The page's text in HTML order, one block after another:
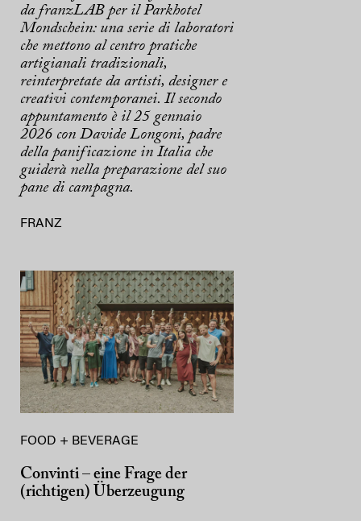
da franzLAB per il Parkhotel
Mondschein: una serie di laboratori
che mettono al centro pratiche
artigianali tradizionali,
reinterpretate da artisti, designer e
creativi contemporanei. Il secondo
appuntamento è il 25 gennaio
2026 con Davide Longoni, padre
della panificazione in Italia che
guiderà nella preparazione del suo
pane di campagna.
FRANZ
FOOD + BEVERAGE
Convinti – eine Frage der
(richtigen) Überzeugung